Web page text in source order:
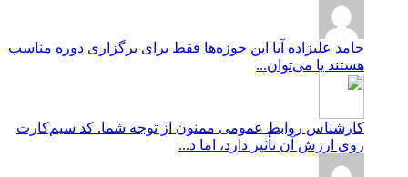
حامد علیزاده آیا این حوزه‌ها فقط برای برگزاری دوره مناسب
هستند یا می‌توان...
کارشناس روابط عمومی ممنون از توجه شما. کد سیم‌کارت
روی ارزش آن تأثیر دارد، اما د...